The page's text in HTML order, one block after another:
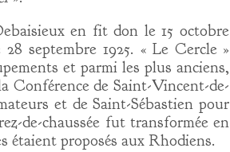
en fit don le 15 octobre
septembre 1925. « Le Cercle »
et parmi les plus anciens,
Conférence de Saint-Vincent-de-
et de Saint-Sébastien pour
de-chaussée fut transformée en
étaient proposés aux Rhodiens.